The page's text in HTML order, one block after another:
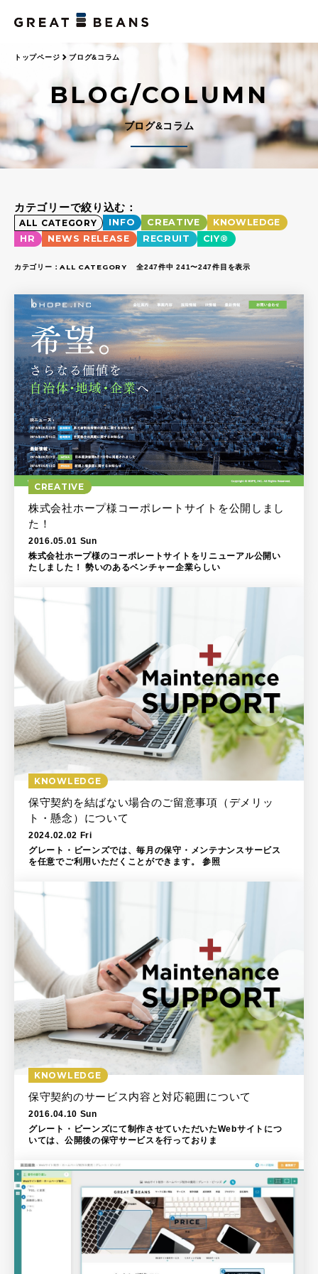
トップページ ブログ&コラム
BLOG/COLUMN
ブログ&コラム
カテゴリーで絞り込む：
ALL CATEGORY INFO CREATIVE
KNOWLEDGE
HR
NEWS RELEASE RECRUIT CIY®
カテゴリー：ALL CATEGORY 全247件中 241〜247件目を表示
CREATIVE
株式会社ホープ様コーポレートサイトを公開しまし
た！
2016.05.01 Sun
株式会社ホープ様のコーポレートサイトをリニューアル公開い
たしました！ 勢いのあるベンチャー企業らしい
KNOWLEDGE
保守契約を結ばない場合のご留意事項（デメリッ
ト・懸念）について
2024.02.02 Fri
グレート・ビーンズでは、毎月の保守・メンテナンスサービス
を任意でご利用いただくことができます。 参照
KNOWLEDGE
保守契約のサービス内容と対応範囲について
2016.04.10 Sun
グレート・ビーンズにて制作させていただいたWebサイトにつ
いては、公開後の保守サービスを行っておりま